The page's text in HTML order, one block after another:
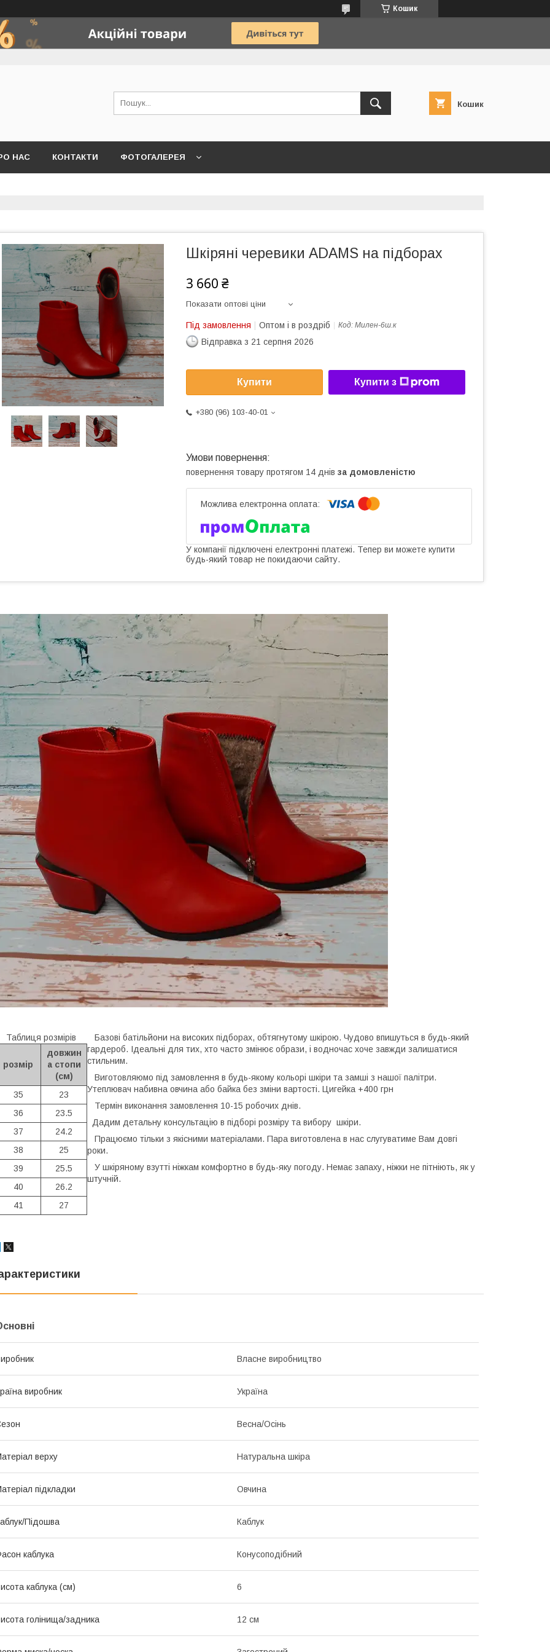
Кошик
Кошик
НАС КОНТАКТИ ФОТОГАЛЕРЕЯ
Шкіряні черевики ADAMS на підборах
3 660 ₴
Показати оптові ціни
Під замовлення Оптом і в роздріб Код: Милен-6ш.к
Відправка з 21 серпня 2026
Купити Купити з
+380 (96) 103-40-01
повернення товару протягом 14 днів за домовленістю
У компанії підключені електронні платежі. Тепер ви можете купити
будь-який товар не покидаючи сайту.
Таблиця розмірів
розмір
довжин
а стопи
(см)
35
23
36
23.5
37
24.2
38
25
39
25.5
40
26.2
41
27
Базові батільйони на високих підборах, обтягнутому шкірою. Чудово впишуться в будь-який
гардероб. Ідеальні для тих, хто часто змінює образи, і водночас хоче завжди залишатися
стильним.
Виготовляюмо під замовлення в будь-якому кольорі шкіри та замші з нашої палітри.
Утеплювач набивна овчина або байка без зміни вартості. Цигейка +400 грн
Термін виконання замовлення 10-15 робочих днів.
Дадим детальну консультацію в підборі розміру та вибору шкіри.
Працюємо тільки з якісними матеріалами. Пара виготовлена в нас слугуватиме Вам довгі
роки.
У шкіряному взутті ніжкам комфортно в будь-яку погоду. Немає запаху, ніжки не пітніють, як у
штучній.
Власне виробництво
виробник Україна
Весна/Осінь
верху Натуральна шкіра
підкладки Овчина
Підошва Каблук
каблука Конусоподібний
каблука (см) 6
голінища/задника 12 см